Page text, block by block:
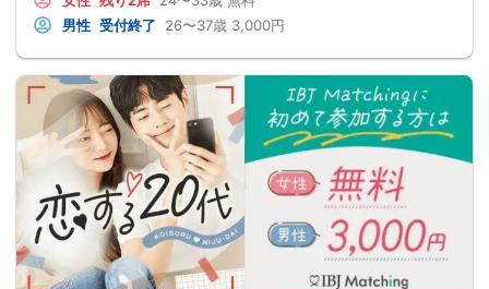
男性 受付終了 26〜37歳 3,000円